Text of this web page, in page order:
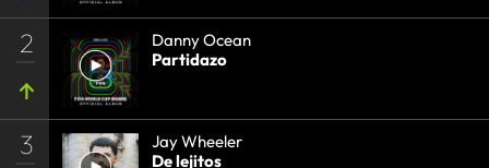
2
Danny Ocean
Partidazo
3
Jay Wheeler
De lejitos